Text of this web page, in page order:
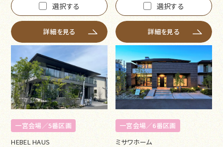
選択する
詳細を見る
選択する
詳細を見る
一宮会場／5番区画
HEBEL HAUS
一宮会場／6番区画
ミサワホーム